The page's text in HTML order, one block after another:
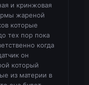
именно
версию этой
скоро гайд
и кринжовая
жареной
которые
тех пор пока
когда
он
который
из материи в